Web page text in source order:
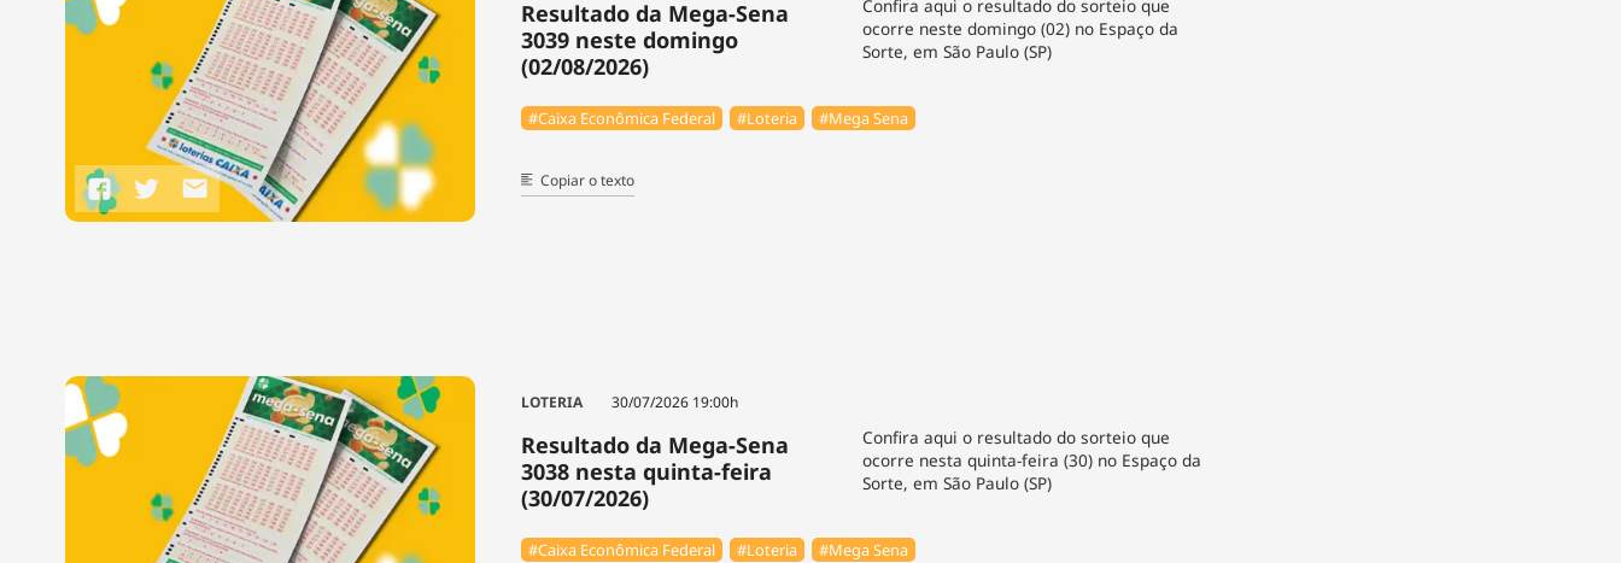
Resultado da Mega-Sena
3039 neste domingo
(02/08/2026)
Confira aqui o resultado do sorteio que
ocorre neste domingo (02) no Espaço da
Sorte, em São Paulo (SP)
#Caixa Econômica Federal #Loteria #Mega Sena
Copiar o texto
LOTERIA 30/07/2026 19:00h
Resultado da Mega-Sena
3038 nesta quinta-feira
(30/07/2026)
Confira aqui o resultado do sorteio que
ocorre nesta quinta-feira (30) no Espaço da
Sorte, em São Paulo (SP)
#Caixa Econômica Federal #Loteria #Mega Sena